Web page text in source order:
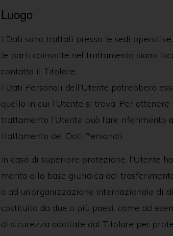
Luogo
I Dati sono trattati presso le sedi
le parti coinvolte nel trattamento siano
contatta il Titolare.
I Dati Personali dell’Utente potrebbero
quello in cui l’Utente si trova. Per
trattamento l’Utente può fare riferimento
trattamento dei Dati Personali.
In caso di superiore protezione, l’Utente
merito alla base giuridica del
o ad un’organizzazione internazionale di
costituita da due o più paesi, come ad
di sicurezza adottate dal Titolare per